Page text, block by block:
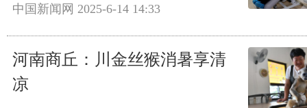
中国新闻网 2025-6-14 14:33
河南商丘：川金丝猴消暑享清
凉